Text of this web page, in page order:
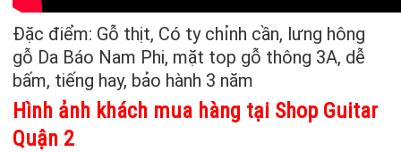
Đặc điểm: Gỗ thịt, Có ty chỉnh cần, lưng hông
gỗ Da Báo Nam Phi, mặt top gỗ thông 3A, dễ
bấm, tiếng hay, bảo hành 3 năm
Hình ảnh khách mua hàng tại Shop Guitar
Quận 2